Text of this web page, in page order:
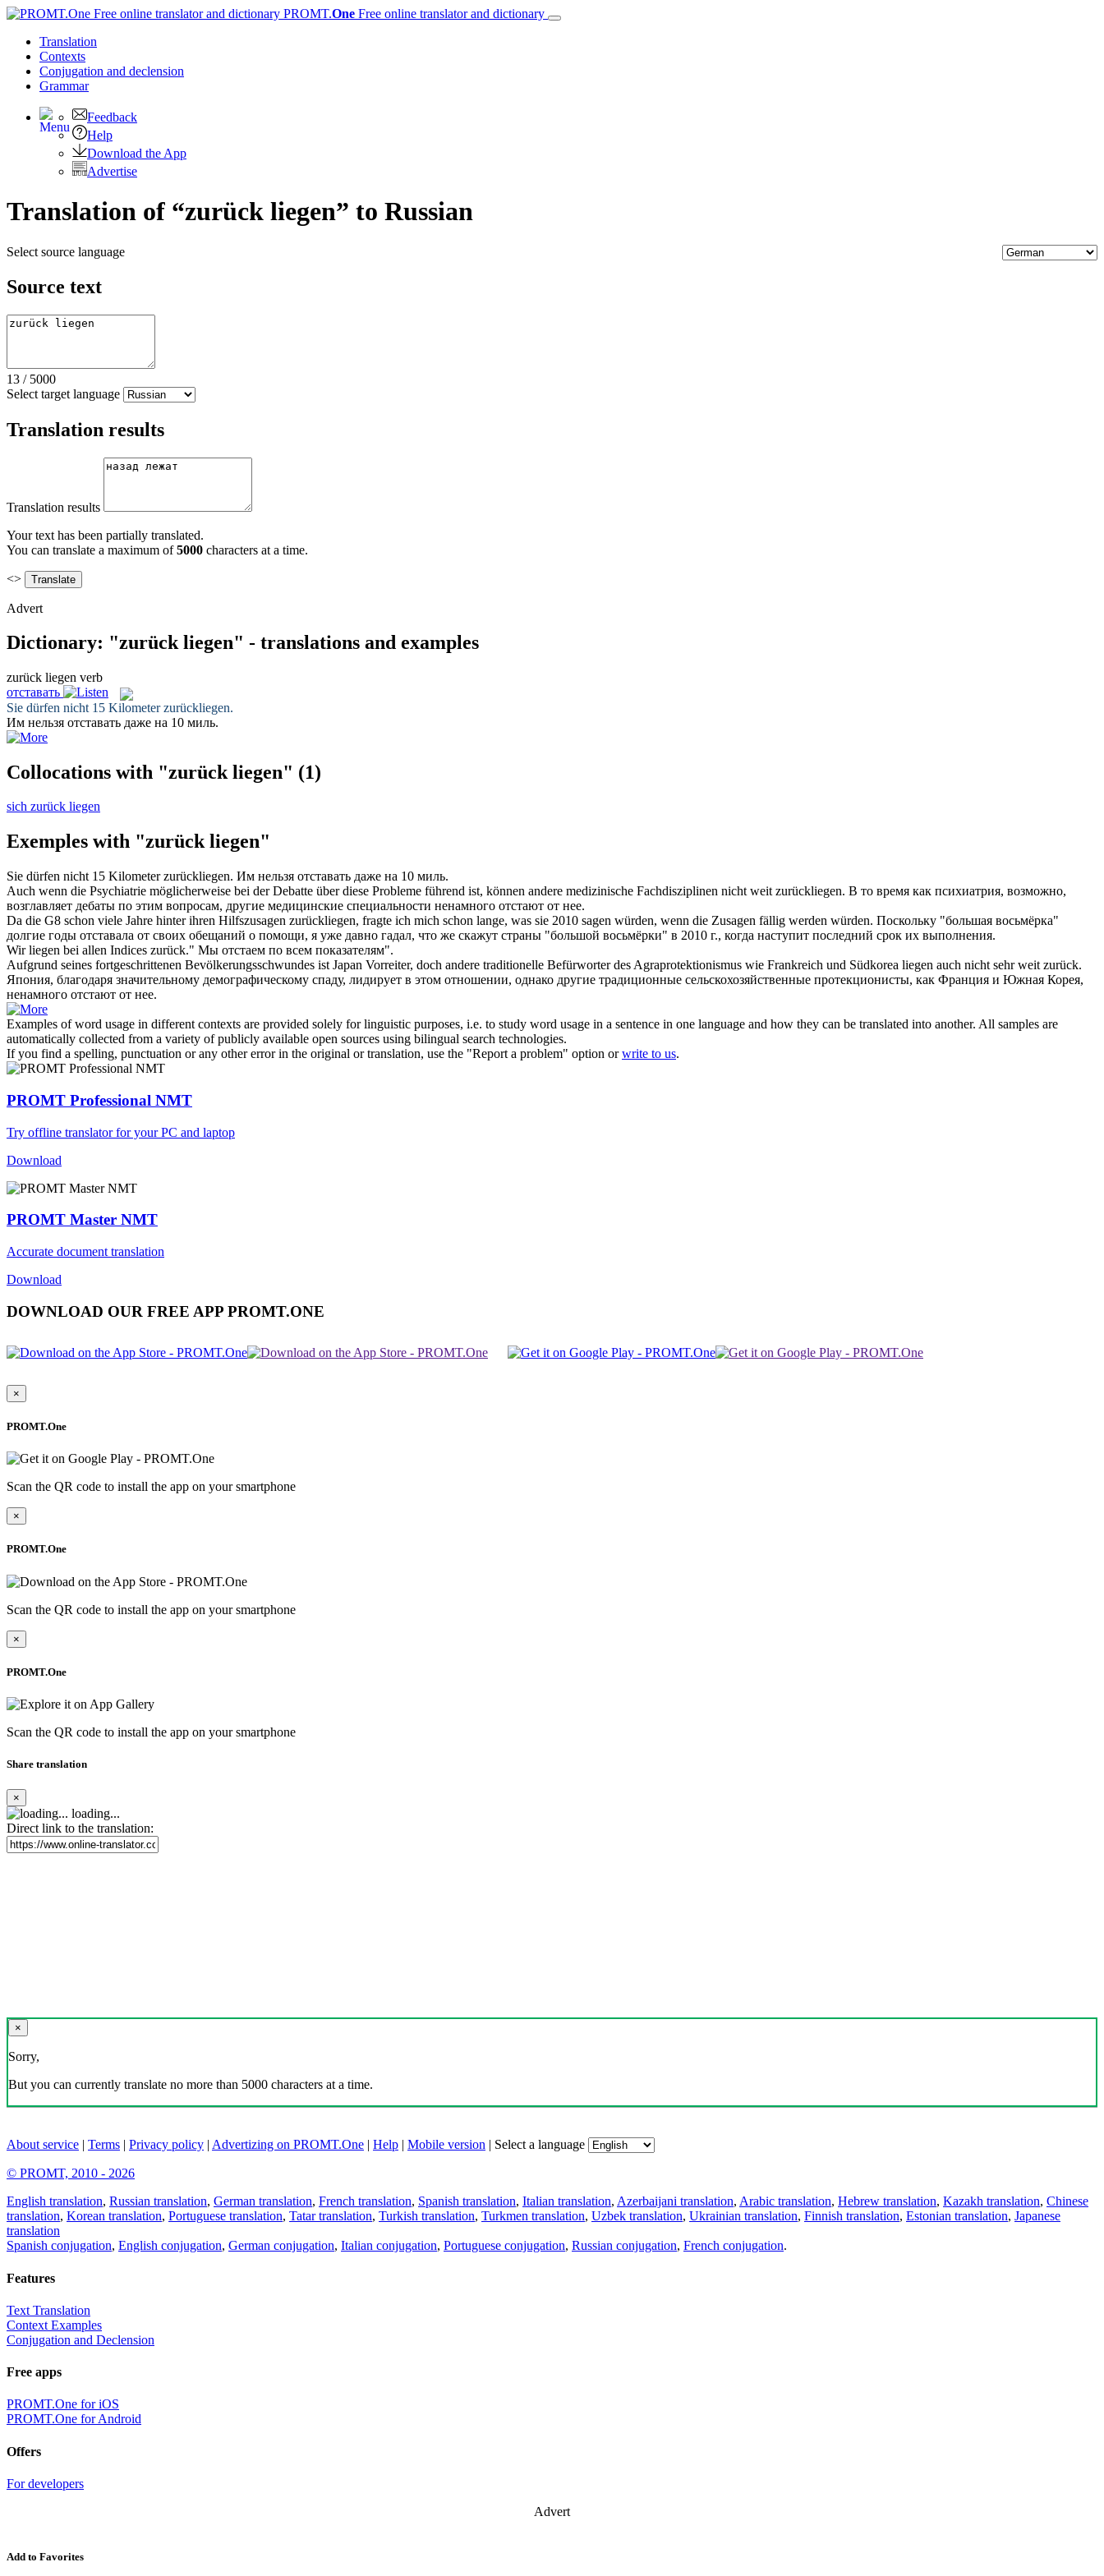
PROMT.One Free online translator and dictionary
Translation
Contexts
Conjugation and declension
Grammar
Feedback
Help
Download the App
Advertise
Translation of “zurück liegen” to Russian
Select source language
Source text
13 / 5000
Select target language
Translation results
Translation results
Your text has been partially translated.
You can translate a maximum of5000 characters at a time.
<>
Advert
Dictionary: "zurück liegen" - translations and examples
zurück liegen verb
отставать
Sie dürfen nicht 15 Kilometerzurückliegen.
Им нельзя отставать даже на 10 миль.
Collocations with "zurück liegen" (1)
sich zurück liegen
Exemples with "zurück liegen"
Sie dürfen nicht 15 Kilometerzurückliegen. Им нельзя отставать даже на 10 миль.
Auch wenn die Psychiatrie möglicherweise bei der Debatte über diese Probleme führend ist, können andere medizinische Fachdisziplinen nicht weit zurückliegen. В то время как психиатрия, возможно,
возглавляет дебаты по этим вопросам, другие медицинские специальности ненамного отстают от нее.
Da die G8 schon viele Jahre hinter ihren Hilfszusagen zurückliegen, fragte ich mich schon lange, was sie 2010 sagen würden, wenn die Zusagen fällig werden würden. Поскольку "большая восьмёрка"
долгие годы отставала от своих обещаний о помощи, я уже давно гадал, что же скажут страны "большой восьмёрки" в 2010 г., когда наступит последний срок их выполнения.
Wirliegen bei allen Indices zurück." Мы отстаем по всем показателям".
Aufgrund seines fortgeschrittenen Bevölkerungsschwundes ist Japan Vorreiter, doch andere traditionelle Befürworter des Agraprotektionismus wie Frankreich und Südkorea liegen auch nicht sehr weit zurück.
Япония, благодаря значительному демографическому спаду, лидирует в этом отношении, однако другие традиционные сельскохозяйственные протекционисты, как Франция и Южная Корея,
ненамного отстают от нее.
Examples of word usage in different contexts are provided solely for linguistic purposes, i.e. to study word usage in a sentence in one language and how they can be translated into another. All samples are
automatically collected from a variety of publicly available open sources using bilingual search technologies.
If you find a spelling, punctuation or any other error in the original or translation, use the "Report a problem" option orwrite to us.
PROMT Professional NMT
Try offline translator for your PC and laptop
Download
PROMT Master NMT
Accurate document translation
Download
DOWNLOAD OUR FREE APP PROMT.ONE
×
PROMT.One
Scan the QR code to install the app on your smartphone
×
PROMT.One
Scan the QR code to install the app on your smartphone
×
PROMT.One
Scan the QR code to install the app on your smartphone
Share translation
×
loading...
Direct link to the translation:
×
Sorry,
But you can currently translate no more than 5000 characters at a time.
About service | Terms | Privacy policy | Advertizing on PROMT.One | Help | Mobile version | Select a language
© PROMT, 2010 - 2026
English translation, Russian translation, German translation, French translation, Spanish translation, Italian translation, Azerbaijani translation, Arabic translation, Hebrew translation, Kazakh translation, Chinese
translation, Korean translation, Portuguese translation, Tatar translation, Turkish translation, Turkmen translation, Uzbek translation, Ukrainian translation, Finnish translation, Estonian translation, Japanese
translation
Spanish conjugation, English conjugation, German conjugation, Italian conjugation, Portuguese conjugation, Russian conjugation, French conjugation.
Features
Text Translation
Context Examples
Conjugation and Declension
Free apps
PROMT.One for iOS
PROMT.One for Android
Offers
For developers
Advert
Add to Favorites